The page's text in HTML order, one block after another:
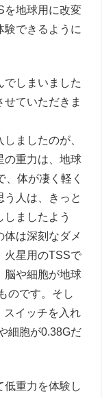
を地球用に改変
験できるように
でしまいました
ていただきま
ましたのが、
の重力は、地球
体が凄く軽く
人は、きっと
ましたよう
は深刻なダメ
火星用のTSSで
脳や細胞が地球
のです。そし
スイッチを入れ
細胞が0.38Gだ
低重力を体験し